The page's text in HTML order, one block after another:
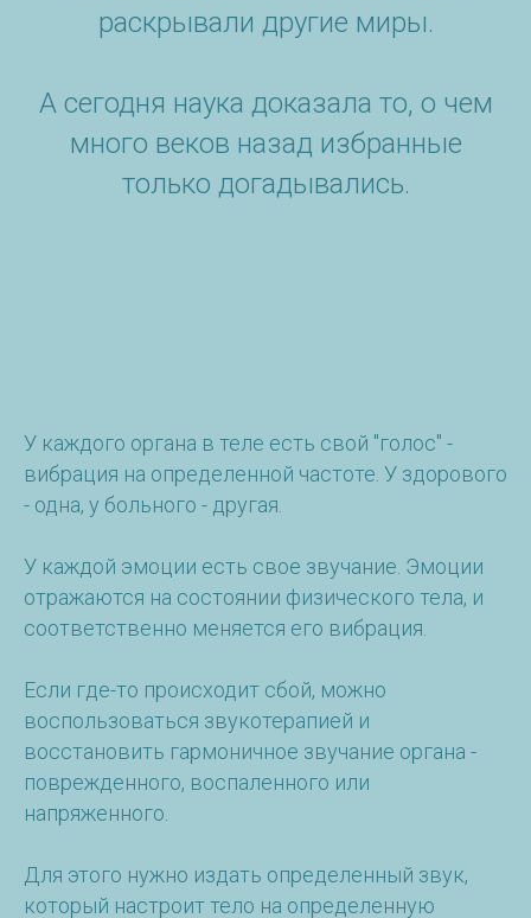
раскрывали другие миры.
А сегодня наука доказала то, о чем
много веков назад избранные
только догадывались.
У каждого органа в теле есть свой "голос" -
вибрация на определенной частоте. У здорового
- одна, у больного - другая.
У каждой эмоции есть свое звучание. Эмоции
отражаются на состоянии физического тела, и
соответственно меняется его вибрация.
Если где-то происходит сбой, можно
воспользоваться звукотерапией и
восстановить гармоничное звучание органа -
поврежденного, воспаленного или
напряженного.
Для этого нужно издать определенный звук,
который настроит тело на определенную